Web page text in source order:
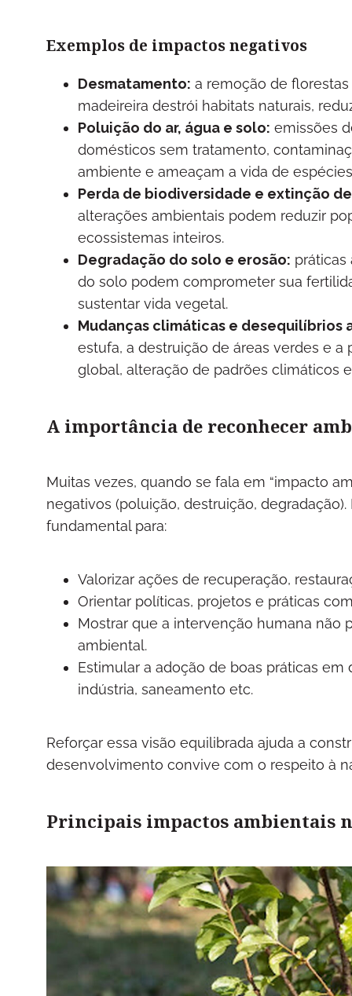
Exemplos de impactos negativos
Desmatamento: a remoção de
madeireira destrói habitats naturais,
Poluição do ar, água e solo: emissões
domésticos sem tratamento,
ambiente e ameaçam a vida de
Perda de biodiversidade e extinção
alterações ambientais podem reduzir
ecossistemas inteiros.
Degradação do solo e erosão: práticas
do solo podem comprometer sua
sustentar vida vegetal.
Mudanças climáticas e desequilíbrios
estufa, a destruição de áreas verdes e
global, alteração de padrões climáticos
A importância de reconhecer
Muitas vezes, quando se fala em “impacto
negativos (poluição, destruição,
fundamental para:
Valorizar ações de recuperação,
Orientar políticas, projetos e práticas
Mostrar que a intervenção humana não
ambiental.
Estimular a adoção de boas práticas em
indústria, saneamento etc.
Reforçar essa visão equilibrada ajuda a
desenvolvimento convive com o respeito à
Principais impactos ambientais